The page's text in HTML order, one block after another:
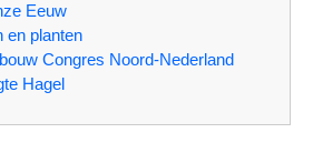
Eeuw
en planten
Congres Noord-Nederland
Hagel